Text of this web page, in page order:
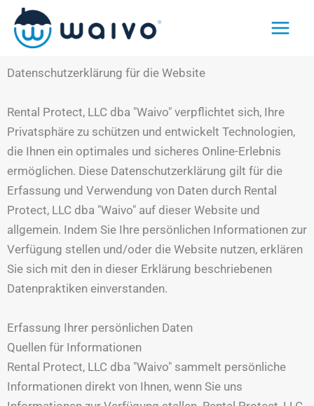
Zum
Inhalt
springen
Datenschutzerklärung für die Website
Rental Protect, LLC dba "Waivo" verpflichtet sich, Ihre
Privatsphäre zu schützen und entwickelt Technologien,
die Ihnen ein optimales und sicheres Online-Erlebnis
ermöglichen. Diese Datenschutzerklärung gilt für die
Erfassung und Verwendung von Daten durch Rental
Protect, LLC dba "Waivo" auf dieser Website und
allgemein. Indem Sie Ihre persönlichen Informationen zur
Verfügung stellen und/oder die Website nutzen, erklären
Sie sich mit den in dieser Erklärung beschriebenen
Datenpraktiken einverstanden.
Erfassung Ihrer persönlichen Daten
Quellen für Informationen
Rental Protect, LLC dba "Waivo" sammelt persönliche
Informationen direkt von Ihnen, wenn Sie uns